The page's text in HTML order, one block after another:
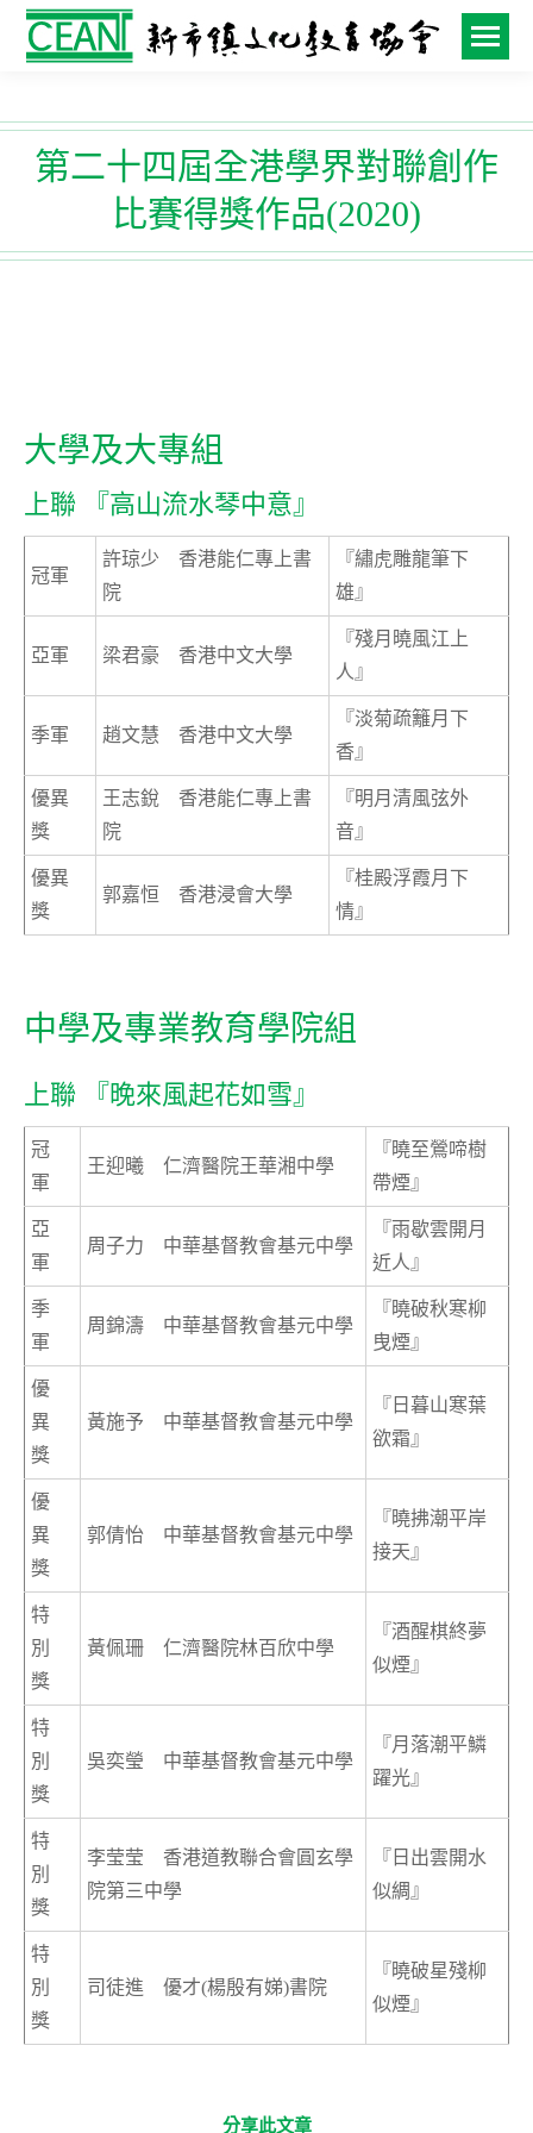
第二十四屆全港學界對聯創作
比賽得獎作品(2020)
大學及大專組
上聯 『高山流水琴中意』
冠軍
許琼少 香港能仁專上書
院
『繡虎雕龍筆下
雄』
亞軍 梁君豪 香港中文大學
『殘月曉風江上
人』
季軍 趙文慧 香港中文大學
『淡菊疏籬月下
香』
優異
獎
王志銳 香港能仁專上書
院
『明月清風弦外
音』
優異
獎
郭嘉恒 香港浸會大學
『桂殿浮霞月下
情』
中學及專業教育學院組
上聯 『晚來風起花如雪』
冠
軍
王迎曦 仁濟醫院王華湘中學
『曉至鶯啼樹
帶煙』
亞
軍
周子力 中華基督教會基元中學
『雨歇雲開月
近人』
季
軍
周錦濤 中華基督教會基元中學
『曉破秋寒柳
曳煙』
優
異
獎
黃施予 中華基督教會基元中學
『日暮山寒葉
欲霜』
優
異
獎
郭倩怡 中華基督教會基元中學
『曉拂潮平岸
接天』
特
別
獎
黃佩珊 仁濟醫院林百欣中學
『酒醒棋終夢
似煙』
特
別
獎
吳奕瑩 中華基督教會基元中學
『月落潮平鱗
躍光』
特
別
獎
李莹莹 香港道教聯合會圓玄學
院第三中學
『日出雲開水
似綢』
特
別
獎
司徒進 優才(楊殷有娣)書院
『曉破星殘柳
似煙』
分享此文章